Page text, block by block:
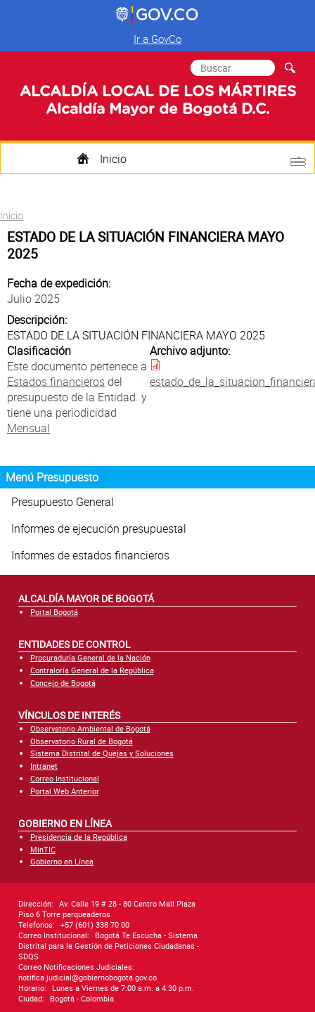
Ir a GovCo
ALCALDÍA LOCAL DE LOS MÁRTIRES
Alcaldía Mayor de Bogotá D.C.
Formulario de
búsqueda
Buscar
Inicio
Participa
Usted está aquí
Inicio
ESTADO DE LA SITUACIÓN FINANCIERA MAYO
2025
Fecha de expedición:
Julio 2025
Descripción:
ESTADO DE LA SITUACIÓN FINANCIERA MAYO 2025
Clasificación
Este documento pertenece a
Estados financierosdel
presupuesto de la Entidad. y
tiene una periodicidad
Mensual
Archivo adjunto:
Menú Presupuesto
Presupuesto General
Informes de ejecución presupuestal
Informes de estados financieros
ALCALDÍA MAYOR DE BOGOTÁ
Portal Bogotá
ENTIDADES DE CONTROL
Procuraduría General de la Nación
Contraloría General de la República
Concejo de Bogotá
VÍNCULOS DE INTERÉS
Observatorio Ambiental de Bogotá
Observatorio Rural de Bogotá
Sistema Distrital de Quejas y Soluciones
Intranet
Correo Institucional
Portal Web Anterior
GOBIERNO EN LÍNEA
Presidencia de la República
MinTIC
Gobierno en Línea
Dirección: Av. Calle 19 # 28 - 80 Centro Mall Plaza
Piso 6 Torre parqueaderos
Telefonos: +57 (601) 338 70 00
Correo Institucional:
Bogotá Te Escucha - Sistema
Distrital para la Gestión de Peticiones Ciudadanas -
SDQS
Correo Notificaciones Judiciales:
notifica.judicial@gobiernobogota.gov.co
Horario:
Lunes a Viernes de 7:00 a.m. a 4:30 p.m.
Ciudad:
Bogotá - Colombia